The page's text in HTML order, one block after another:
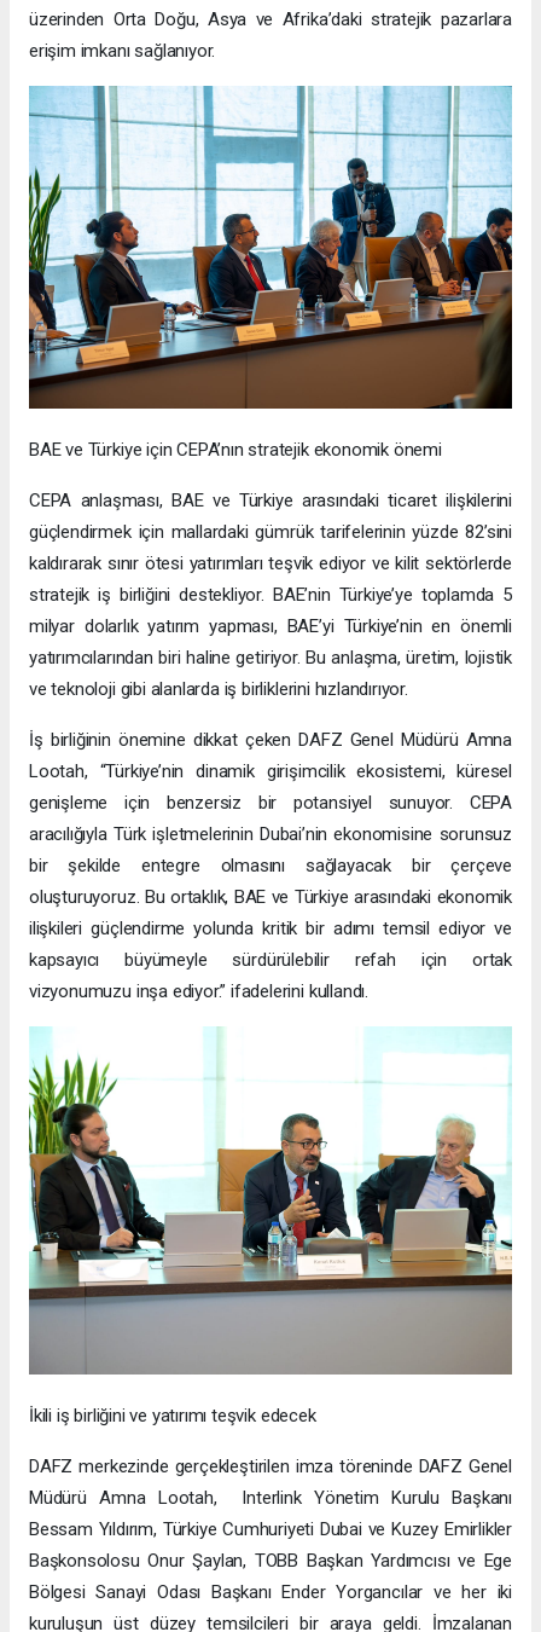
üzerinden Orta Doğu, Asya ve Afrika’daki stratejik pazarlara
erişim imkanı sağlanıyor.
BAE ve Türkiye için CEPA’nın stratejik ekonomik önemi
CEPA anlaşması, BAE ve Türkiye arasındaki ticaret ilişkilerini
güçlendirmek için mallardaki gümrük tarifelerinin yüzde 82’sini
kaldırarak sınır ötesi yatırımları teşvik ediyor ve kilit sektörlerde
stratejik iş birliğini destekliyor. BAE’nin Türkiye’ye toplamda 5
milyar dolarlık yatırım yapması, BAE’yi Türkiye’nin en önemli
yatırımcılarından biri haline getiriyor. Bu anlaşma, üretim, lojistik
ve teknoloji gibi alanlarda iş birliklerini hızlandırıyor.
İş birliğinin önemine dikkat çeken DAFZ Genel Müdürü Amna
Lootah, “Türkiye’nin dinamik girişimcilik ekosistemi, küresel
genişleme için benzersiz bir potansiyel sunuyor. CEPA
aracılığıyla Türk işletmelerinin Dubai’nin ekonomisine sorunsuz
bir şekilde entegre olmasını sağlayacak bir çerçeve
oluşturuyoruz. Bu ortaklık, BAE ve Türkiye arasındaki ekonomik
ilişkileri güçlendirme yolunda kritik bir adımı temsil ediyor ve
kapsayıcı büyümeyle sürdürülebilir refah için ortak
vizyonumuzu inşa ediyor.” ifadelerini kullandı.
İkili iş birliğini ve yatırımı teşvik edecek
DAFZ merkezinde gerçekleştirilen imza töreninde DAFZ Genel
Müdürü Amna Lootah, Interlink Yönetim Kurulu Başkanı
Bessam Yıldırım, Türkiye Cumhuriyeti Dubai ve Kuzey Emirlikler
Başkonsolosu Onur Şaylan, TOBB Başkan Yardımcısı ve Ege
Bölgesi Sanayi Odası Başkanı Ender Yorgancılar ve her iki
kuruluşun üst düzey temsilcileri bir araya geldi. İmzalanan